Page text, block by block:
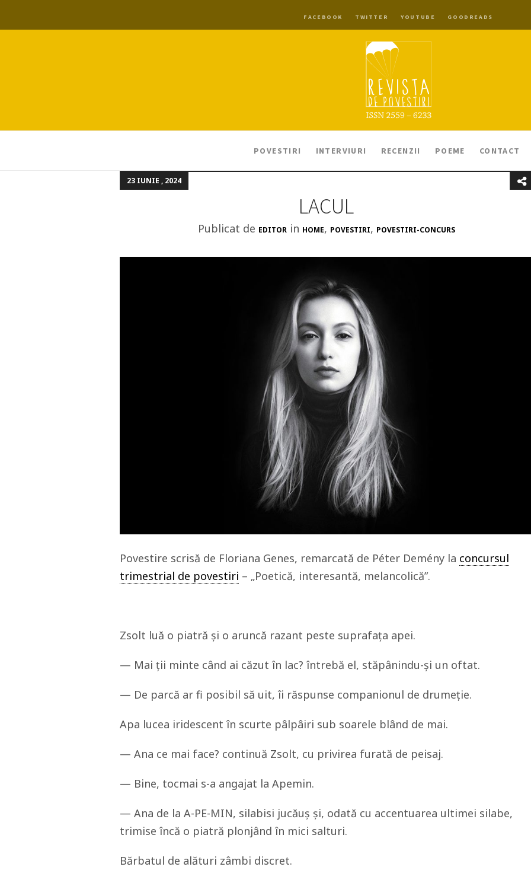
FACEBOOK TWITTER YOUTUBE GOODREADS
POVESTIRI INTERVIURI RECENZII POEME CONTACT
23 IUNIE , 2024
LACUL
Publicat de EDITOR in HOME, POVESTIRI, POVESTIRI-CONCURS
Povestire scrisă de Floriana Genes, remarcată de Péter Demény la concursul
trimestrial de povestiri – „Poetică, interesantă, melancolică”.
Zsolt luă o piatră și o aruncă razant peste suprafața apei.
— Mai ții minte când ai căzut în lac? întrebă el, stăpânindu-și un oftat.
— De parcă ar fi posibil să uit, îi răspunse companionul de drumeție.
Apa lucea iridescent în scurte pâlpâiri sub soarele blând de mai.
— Ana ce mai face? continuă Zsolt, cu privirea furată de peisaj.
— Bine, tocmai s-a angajat la Apemin.
— Ana de la A-PE-MIN, silabisi jucăuș și, odată cu accentuarea ultimei silabe,
trimise încă o piatră plonjând în mici salturi.
Bărbatul de alături zâmbi discret.